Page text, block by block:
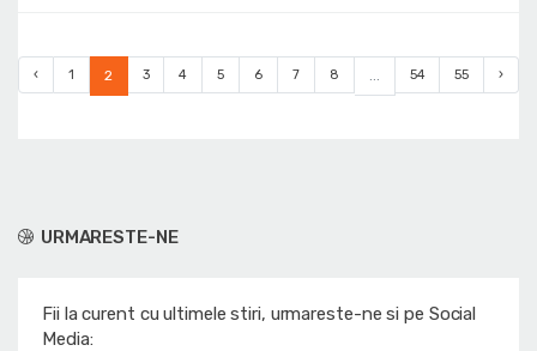
‹ 1 2 3 4 5 6 7 8 ... 54 55 ›
URMARESTE-NE
Fii la curent cu ultimele stiri, urmareste-ne si pe Social
Media: